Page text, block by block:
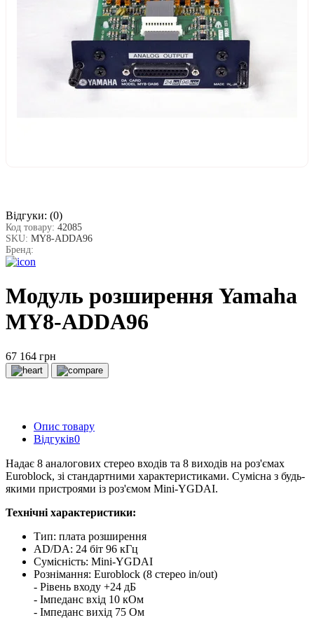
Відгуки: (0)
Код товару: 42085
SKU: MY8-ADDA96
Бренд:
Модуль розширення Yamaha
MY8-ADDA96
67 164 грн
Опис товару
Відгуків0
Надає 8 аналогових стерео входів та 8 виходів на роз'ємах
Euroblock, зі стандартними характеристиками. Сумісна з будь-
якими пристроями із роз'ємом Mini-YGDAI.
Технічні характеристики:
Тип: плата розширення
AD/DA: 24 біт 96 кГц
Сумісність: Mini-YGDAI
Рознімання: Euroblock (8 стерео in/out)
- Рівень входу +24 дБ
- Імпеданс вхід 10 кОм
- Імпеданс вихід 75 Ом